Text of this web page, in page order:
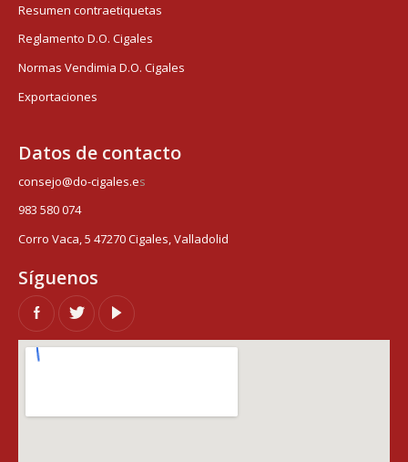
Resumen contraetiquetas
Reglamento D.O. Cigales
Normas Vendimia D.O. Cigales
Exportaciones
Datos de contacto
consejo@do-cigales.es
983 580 074
Corro Vaca, 5 47270 Cigales, Valladolid
Síguenos